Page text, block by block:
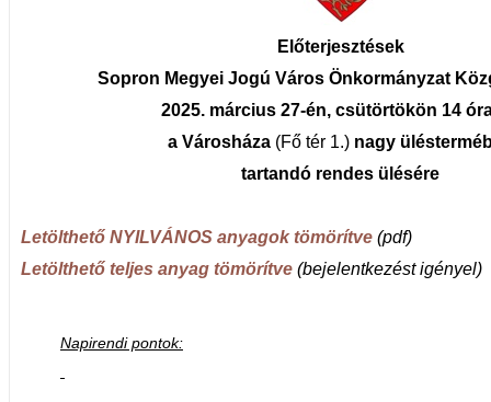
Előterjesztések
Sopron Megyei Jogú Város Önkormányzat
2025. március 27-én, csütörtökön 14
a Városháza (Fő tér 1.)nagy
tartandó rendes ülésére
Letölthető NYILVÁNOS anyagok tömörítve (pdf)
Letölthető teljes anyag tömörítve (bejelentkezést igényel)
Napirendi pontok: